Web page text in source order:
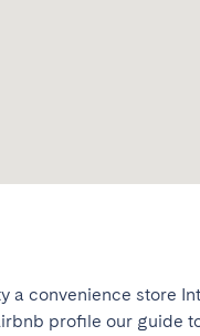
profile our guide